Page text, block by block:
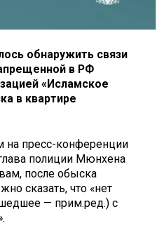
обнаружить связи
в РФ
«Исламское
в квартире
на пресс-конференции
полиции Мюнхена
после обыска
сказать, что «нет
— прим.ред.) с